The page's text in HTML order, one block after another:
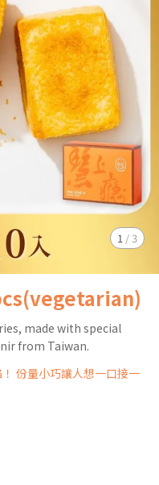
1 /3
made with special
from Taiwan.
份量小巧讓人想一口接一